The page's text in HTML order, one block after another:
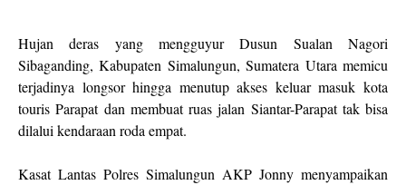
Hujan deras yang mengguyur Dusun Sualan Nagori
Sibaganding, Kabupaten Simalungun, Sumatera Utara memicu
terjadinya longsor hingga menutup akses keluar masuk kota
touris Parapat dan membuat ruas jalan Siantar-Parapat tak bisa
dilalui kendaraan roda empat.
Kasat Lantas Polres Simalungun AKP Jonny menyampaikan